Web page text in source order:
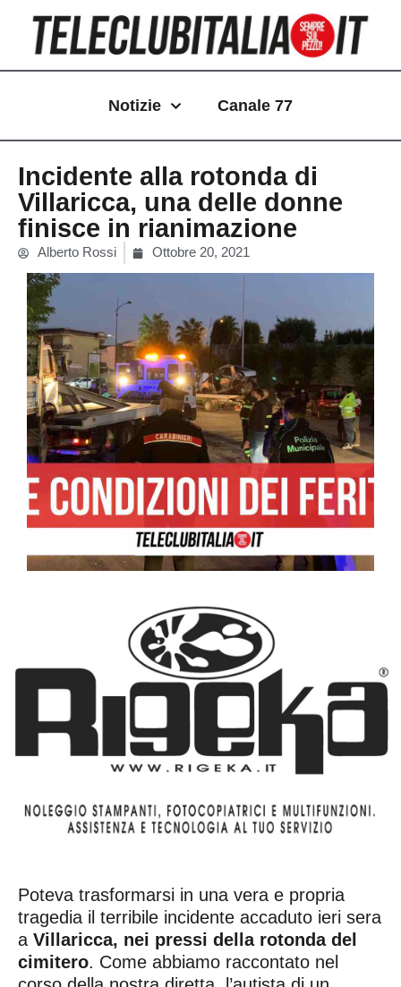
contenuto
Notizie Canale 77
Incidente alla rotonda di
Villaricca, una delle donne
finisce in rianimazione
Alberto Rossi Ottobre 20, 2021
Poteva trasformarsi in una vera e propria
tragedia il terribile incidente accaduto ieri sera
a Villaricca, nei pressi della rotonda del
cimitero. Come abbiamo raccontato nel